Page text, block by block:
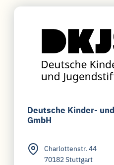
Deutsche Kinder-
GmbH
Charlottenstr. 44
70182 Stuttgart